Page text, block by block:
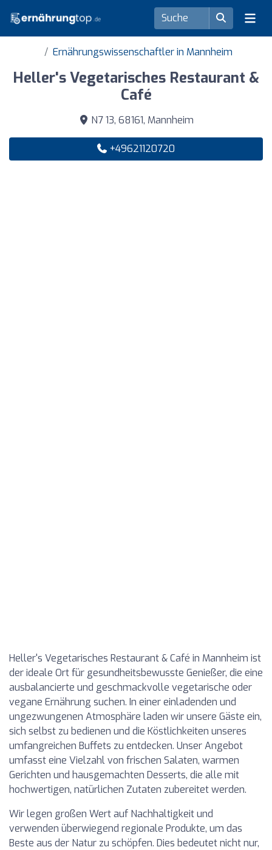
Ernährungswissenschaftler in Mannheim
Heller's Vegetarisches Restaurant &
Café
N7 13, 68161, Mannheim
+49621120720
Heller's Vegetarisches Restaurant & Café in Mannheim ist
der ideale Ort für gesundheitsbewusste Genießer, die eine
ausbalancierte und geschmackvolle vegetarische oder
vegane Ernährung suchen. In einer einladenden und
ungezwungenen Atmosphäre laden wir unsere Gäste ein,
sich selbst zu bedienen und die Köstlichkeiten unseres
umfangreichen Buffets zu entdecken. Unser Angebot
umfasst eine Vielzahl von frischen Salaten, warmen
Gerichten und hausgemachten Desserts, die alle mit
hochwertigen, natürlichen Zutaten zubereitet werden.
Wir legen großen Wert auf Nachhaltigkeit und
verwenden überwiegend regionale Produkte, um das
Beste aus der Natur zu schöpfen. Dies bedeutet nicht nur,